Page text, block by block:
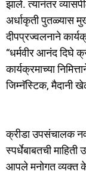
झाले. त्यानंतर
अर्धाकृती पुतळ्यास
दीपप्रज्वलनाने
“धर्मवीर आनंद दिघे
कार्यक्रमाच्या
जिम्नॅस्टिक, मैदानी
क्रीडा उपसंचालक
स्पर्धेबाबतची माहिती
आपले मनोगत व्यक्त